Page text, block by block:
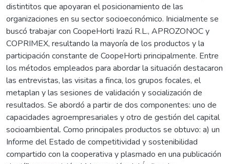
distintitos que apoyaran el posicionamiento de las
organizaciones en su sector socioeconómico. Inicialmente se
buscó trabajar con CoopeHorti Irazú R.L., APROZONOC y
COPRIMEX, resultando la mayoría de los productos y la
participación constante de CoopeHorti principalmente. Entre
los métodos empleados para abordar la situación destacaron
las entrevistas, las visitas a finca, los grupos focales, el
metaplan y las sesiones de validación y socialización de
resultados. Se abordó a partir de dos componentes: uno de
capacidades agroempresariales y otro de gestión del capital
socioambiental. Como principales productos se obtuvo: a) un
Informe del Estado de competitividad y sostenibilidad
compartido con la cooperativa y plasmado en una publicación